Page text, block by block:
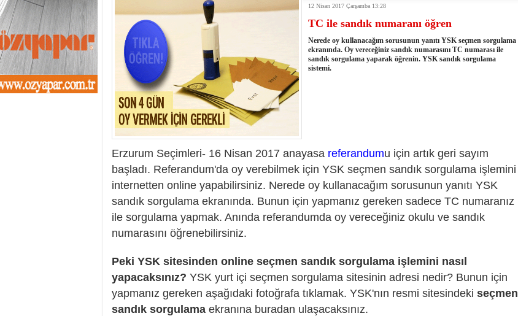
13:01
- Sekmen oyunu kullandı
12:46 - Erzurum 2019 Yerel Seçim Seçim Sonuçları
- Canan Uçar projelerini açıkladı
11:27 - Uçar: Çılgın projem şehri Mehmet Sekmen'den kurtarmak!
11:02- AK Parti'de sıra belediye meclis üyesi adaylarında
10:54- CHP'nin İstanbul'da 11 ilçe adayı daha belli oldu
10:20
- CHP'nin Ümraniye adayı Aykut Erdoğdu oldu
10:13- Gürsel Tekin CHP'den istifa etti
13:42- DEM Parti'de ön seçim tamamlandı: Erzurum'da 4 ilçede sandığa gidildi
12 Nisan 2017 Çarşamba 13:28
TC ile sandık numaranı öğren
Nerede oy kullanacağım sorusunun yanıtı YSK seçmen sorgulama
ekranında. Oy vereceğiniz sandık numarasını TC numarası ile
sandık sorgulama yaparak öğrenin. YSK sandık sorgulama
sistemi.
Erzurum Seçimleri- 16 Nisan 2017 anayasa referandumu için artık geri sayım
başladı. Referandum'da oy verebilmek için YSK seçmen sandık sorgulama işlemini
internetten online yapabilirsiniz. Nerede oy kullanacağım sorusunun yanıtı YSK
sandık sorgulama ekranında. Bunun için yapmanız gereken sadece TC numaranız
ile sorgulama yapmak. Anında referandumda oy vereceğiniz okulu ve sandık
numarasını öğrenebilirsiniz.
Peki YSK sitesinden online seçmen sandık sorgulama işlemini nasıl
yapacaksınız? YSK yurt içi seçmen sorgulama sitesinin adresi nedir? Bunun için
yapmanız gereken aşağıdaki fotoğrafa tıklamak. YSK'nın resmi sitesindeki seçmen
sandık sorgulama ekranına buradan ulaşacaksınız.